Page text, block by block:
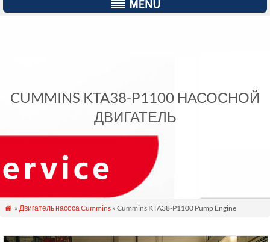
CUMMINS KTA38-P1100 НАСОСНОЙ
ДВИГАТЕЛЬ
 » Двигатель насоса Cummins » Cummins KTA38-P1100 Pump Engine